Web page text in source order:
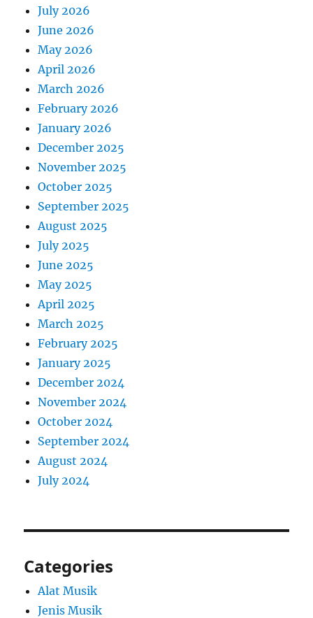
July 2026
June 2026
May 2026
April 2026
March 2026
February 2026
January 2026
December 2025
November 2025
October 2025
September 2025
August 2025
July 2025
June 2025
May 2025
April 2025
March 2025
February 2025
January 2025
December 2024
November 2024
October 2024
September 2024
August 2024
July 2024
Categories
Alat Musik
Jenis Musik